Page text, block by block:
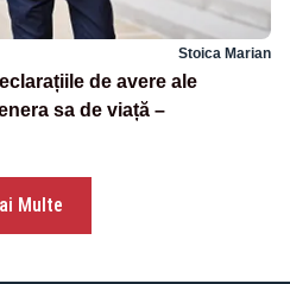
Stoica Marian
de avere ale
sa de viață –
Multe